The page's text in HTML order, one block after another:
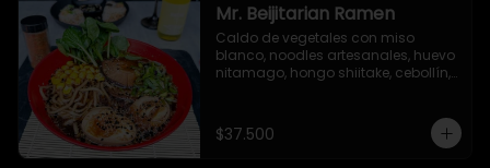
Mr. Beijitarian Ramen
Caldo de vegetales con miso
blanco, noodles artesanales, huevo
nitamago, hongo shiitake, cebollín,
$37.500